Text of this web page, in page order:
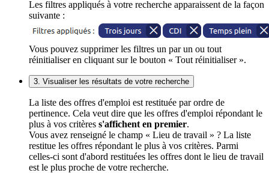
Les filtres appliqués à votre recherche apparaissent de la façon
suivante :
Vous pouvez supprimer les filtres un par un ou tout
réinitialiser en cliquant sur le bouton « Tout réinitialiser ».
3. Visualiser les résultats de votre recherche
La liste des offres d'emploi est restituée par ordre de
pertinence. Cela veut dire que les offres d'emploi répondant le
plus à vos critères s'affichent en premier.
Vous avez renseigné le champ « Lieu de travail » ? La liste
restitue les offres répondant le plus à vos critères. Parmi
celles-ci sont d'abord restituées les offres dont le lieu de travail
est le plus proche de votre recherche.